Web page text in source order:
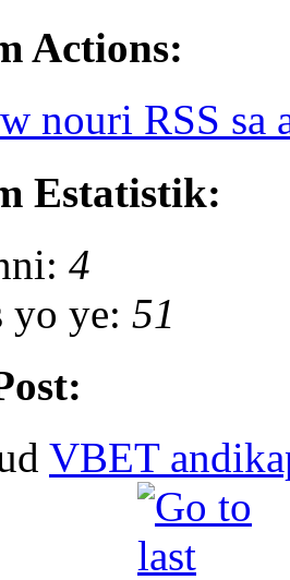
Actions:
nouri RSS sa
Estatistik:
4
yo ye: 51
VBET